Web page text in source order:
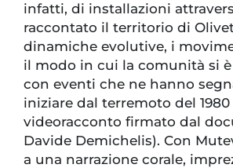
infatti, di installazioni
raccontato il territorio di
dinamiche evolutive, i
il modo in cui la comunità si
con eventi che ne hanno
iniziare dal terremoto del
videoracconto firmato dal
Davide Demichelis). Con
a una narrazione corale,